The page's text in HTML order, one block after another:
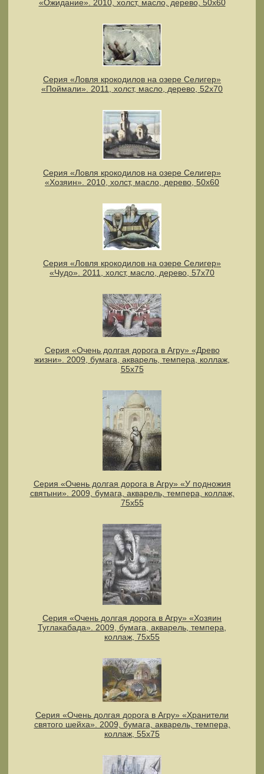
«Ожидание». 2010, холст, масло, дерево, 50х60
Серия «Ловля крокодилов на озере Селигер»
«Поймали». 2011, холст, масло, дерево, 52х70
Серия «Ловля крокодилов на озере Селигер»
«Хозяин». 2010, холст, масло, дерево, 50х60
Серия «Ловля крокодилов на озере Селигер»
«Чудо». 2011, холст, масло, дерево, 57х70
Серия «Очень долгая дорога в Агру» «Древо
жизни». 2009, бумага, акварель, темпера, коллаж,
55х75
Серия «Очень долгая дорога в Агру» «У подножия
святыни». 2009, бумага, акварель, темпера, коллаж,
75х55
Серия «Очень долгая дорога в Агру» «Хозяин
Туглакабада». 2009, бумага, акварель, темпера,
коллаж, 75х55
Серия «Очень долгая дорога в Агру» «Хранители
святого шейха». 2009, бумага, акварель, темпера,
коллаж, 55х75